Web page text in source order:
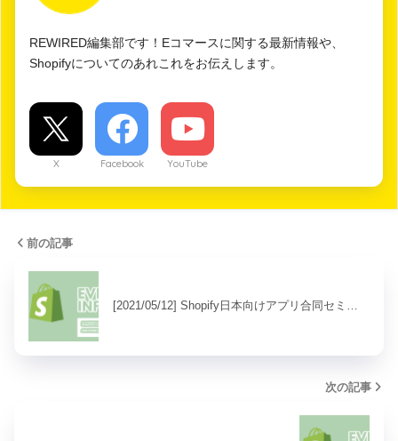
REWIRED編集部です！Eコマースに関する最新情報や、
Shopifyについてのあれこれをお伝えします。
X Facebook YouTube
前の記事
[2021/05/12] Shopify日本向けアプリ合同セミ…
次の記事